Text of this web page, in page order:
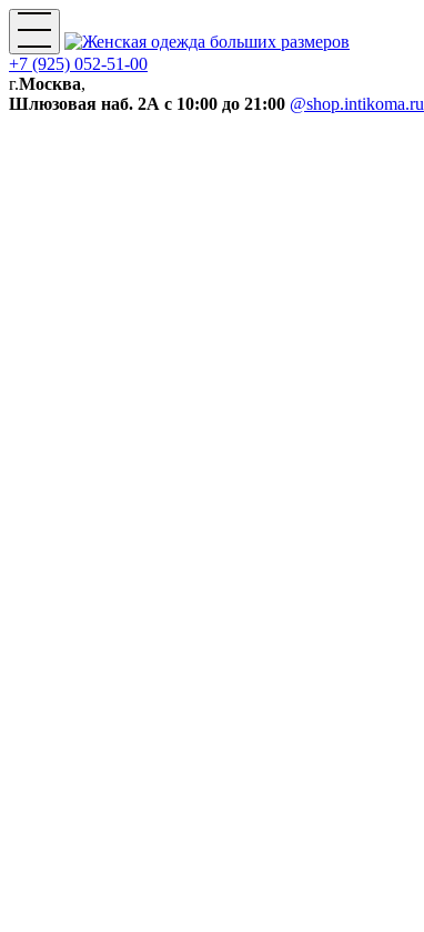
+7 (925) 052-51-00
г.Москва,
Шлюзовая наб. 2А с 10:00 до 21:00 @shop.intikoma.ru